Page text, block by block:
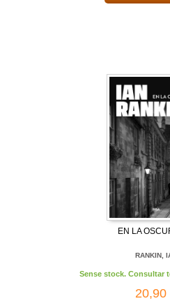
EN LA
RANKIN,
Sense stock. Consultar
20,90